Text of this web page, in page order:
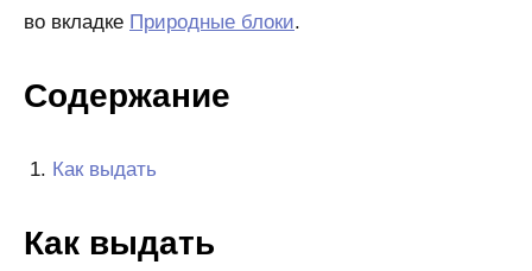
во вкладке Природные блоки.
Содержание
Как выдать
Как выдать